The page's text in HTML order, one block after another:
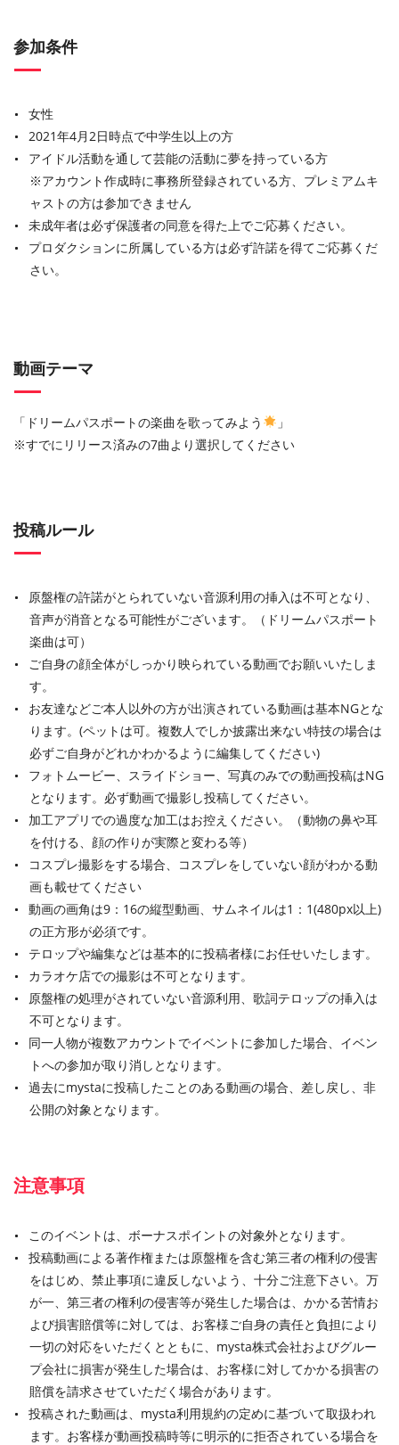
参加条件
女性
2021年4月2日時点で中学生以上の方
アイドル活動を通して芸能の活動に夢を持っている方
※アカウント作成時に事務所登録されている方、プレミアムキ
ャストの方は参加できません
未成年者は必ず保護者の同意を得た上でご応募ください。
プロダクションに所属している方は必ず許諾を得てご応募くだ
さい。
動画テーマ
「ドリームパスポートの楽曲を歌ってみよう
」
※すでにリリース済みの7曲より選択してください
投稿ルール
原盤権の許諾がとられていない音源利用の挿入は不可となり、
音声が消音となる可能性がございます。（ドリームパスポート
楽曲は可）
ご自身の顔全体がしっかり映られている動画でお願いいたしま
す。
お友達などご本人以外の方が出演されている動画は基本NGとな
ります。(ペットは可。複数人でしか披露出来ない特技の場合は
必ずご自身がどれかわかるように編集してください)
フォトムービー、スライドショー、写真のみでの動画投稿はNG
となります。必ず動画で撮影し投稿してください。
加工アプリでの過度な加工はお控えください。（動物の鼻や耳
を付ける、顔の作りが実際と変わる等）
コスプレ撮影をする場合、コスプレをしていない顔がわかる動
画も載せてください
動画の画角は9：16の縦型動画、サムネイルは1：1(480px以上)
の正方形が必須です。
テロップや編集などは基本的に投稿者様にお任せいたします。
カラオケ店での撮影は不可となります。
原盤権の処理がされていない音源利用、歌詞テロップの挿入は
不可となります。
同一人物が複数アカウントでイベントに参加した場合、イベン
トへの参加が取り消しとなります。
過去にmystaに投稿したことのある動画の場合、差し戻し、非
公開の対象となります。
注意事項
このイベントは、ボーナスポイントの対象外となります。
投稿動画による著作権または原盤権を含む第三者の権利の侵害
をはじめ、禁止事項に違反しないよう、十分ご注意下さい。万
が一、第三者の権利の侵害等が発生した場合は、かかる苦情お
よび損害賠償等に対しては、お客様ご自身の責任と負担により
一切の対応をいただくとともに、mysta株式会社およびグルー
プ会社に損害が発生した場合は、お客様に対してかかる損害の
賠償を請求させていただく場合があります。
投稿された動画は、mysta利用規約の定めに基づいて取扱われ
ます。お客様が動画投稿時等に明示的に拒否されている場合を